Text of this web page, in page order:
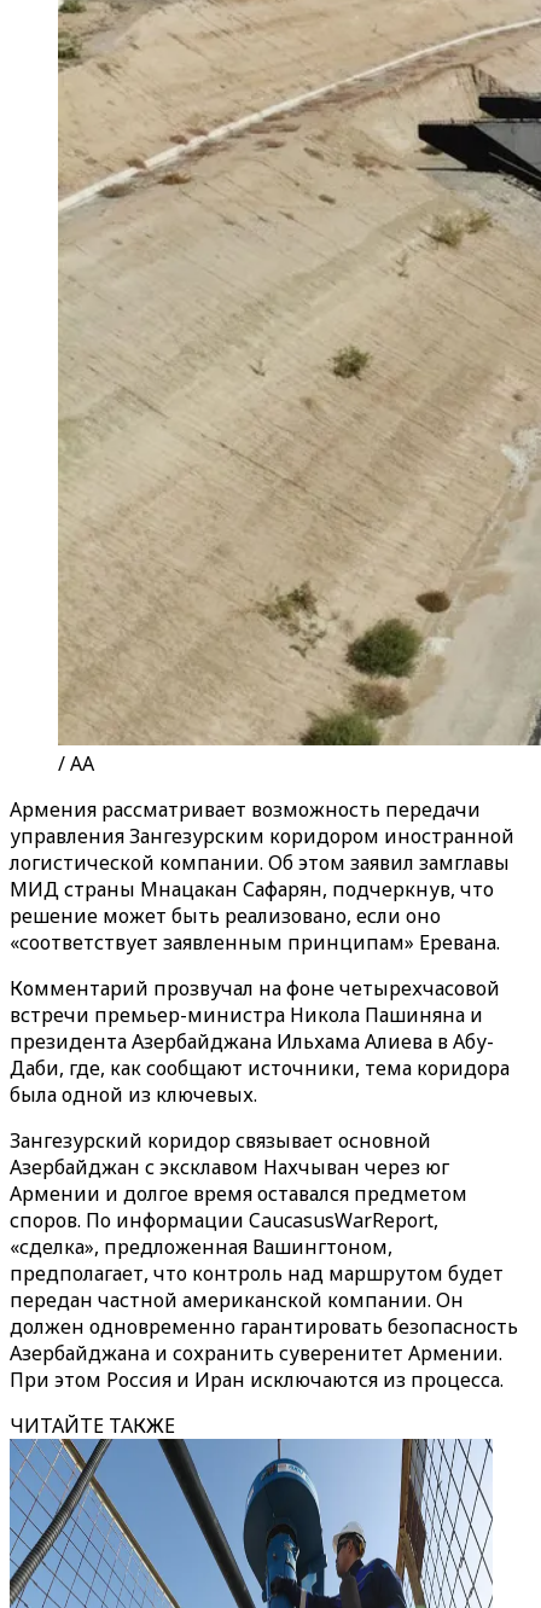
/ AA
Армения рассматривает возможность передачи
управления Зангезурским коридором иностранной
логистической компании. Об этом заявил замглавы
МИД страны Мнацакан Сафарян, подчеркнув, что
решение может быть реализовано, если оно
«соответствует заявленным принципам» Еревана.
Комментарий прозвучал на фоне четырехчасовой
встречи премьер-министра Никола Пашиняна и
президента Азербайджана Ильхама Алиева в Абу-
Даби, где, как сообщают источники, тема коридора
была одной из ключевых.
Зангезурский коридор связывает основной
Азербайджан с эксклавом Нахчыван через юг
Армении и долгое время оставался предметом
споров. По информации CaucasusWarReport,
«сделка», предложенная Вашингтоном,
предполагает, что контроль над маршрутом будет
передан частной американской компании. Он
должен одновременно гарантировать безопасность
Азербайджана и сохранить суверенитет Армении.
При этом Россия и Иран исключаются из процесса.
ЧИТАЙТЕ ТАКЖЕ